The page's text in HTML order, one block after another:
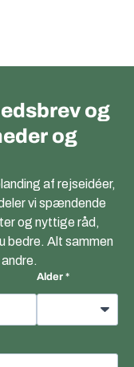
og
og
af rejseidéer,
vi spændende
og nyttige råd,
bedre. Alt sammen
Alder